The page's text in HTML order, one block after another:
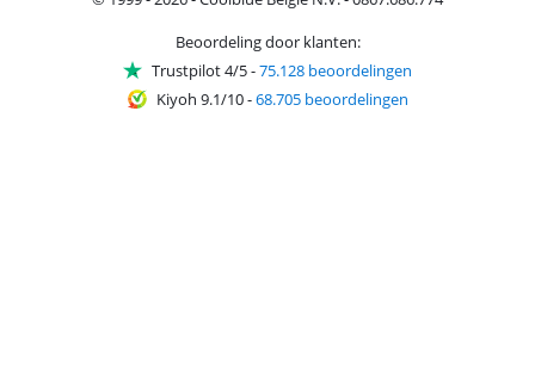
Beoordeling door klanten:
Trustpilot 4/5-75.128 beoordelingen
Kiyoh 9.1/10-68.705 beoordelingen